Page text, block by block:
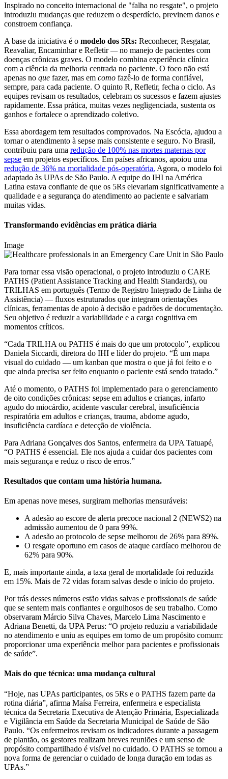
Inspirado no conceito internacional de "falha no resgate", o projeto
introduziu mudanças que reduzem o desperdício, previnem danos e
constroem confiança.
A base da iniciativa é o modelo dos 5Rs: Reconhecer, Resgatar,
Reavaliar, Encaminhar e Refletir—no manejo de pacientes com
doenças crônicas graves. O modelo combina experiência clínica
com a ciência da melhoria centrada no paciente. O foco não está
apenas no que fazer, mas em como fazê-lo de forma confiável,
sempre, para cada paciente. O quinto R, Refletir, fecha o ciclo. As
equipes revisam os resultados, celebram os sucessos e fazem ajustes
rapidamente. Essa prática, muitas vezes negligenciada, sustenta os
ganhos e fortalece o aprendizado coletivo.
Essa abordagem tem resultados comprovados. Na Escócia, ajudou a
tornar o atendimento à sepse mais consistente e seguro. No Brasil,
contribuiu para uma redução de 100% nas mortes maternas por
sepse em projetos específicos. Em países africanos, apoiou uma
redução de 36% na mortalidade pós-operatória. Agora, o modelo foi
adaptado às UPAs de São Paulo. A equipe do IHI na América
Latina estava confiante de que os 5Rs elevariam significativamente a
qualidade e a segurança do atendimento ao paciente e salvariam
muitas vidas.
Transformando evidências em prática diária
Image
Para tornar essa visão operacional, o projeto introduziu o CARE
PATHS (Patient Assistance Tracking and Health Standards), ou
TRILHAS em português (Termo de Registro Integrado de Linha de
Assistência) — fluxos estruturados que integram orientações
clínicas, ferramentas de apoio à decisão e padrões de documentação.
Seu objetivo é reduzir a variabilidade e a carga cognitiva em
momentos críticos.
“Cada TRILHA ou PATHS é mais do que um protocolo”, explicou
Daniela Siccardi, diretora do IHI e líder do projeto. “É um mapa
visual do cuidado — um kanban que mostra o que já foi feito e o
que ainda precisa ser feito enquanto o paciente está sendo tratado.”
Até o momento, o PATHS foi implementado para o gerenciamento
de oito condições crônicas: sepse em adultos e crianças, infarto
agudo do miocárdio, acidente vascular cerebral, insuficiência
respiratória em adultos e crianças, trauma, abdome agudo,
insuficiência cardíaca e detecção de violência.
Para Adriana Gonçalves dos Santos, enfermeira da UPA Tatuapé,
“O PATHS é essencial. Ele nos ajuda a cuidar dos pacientes com
mais segurança e reduz o risco de erros.”
Resultados que contam uma história humana.
Em apenas nove meses, surgiram melhorias mensuráveis:
A adesão ao escore de alerta precoce nacional 2 (NEWS2) na
admissão aumentou de 0 para 99%.
A adesão ao protocolo de sepse melhorou de 26% para 89%.
O resgate oportuno em casos de ataque cardíaco melhorou de
62% para 90%.
E, mais importante ainda, a taxa geral de mortalidade foi reduzida
em 15%. Mais de 72 vidas foram salvas desde o início do projeto.
Por trás desses números estão vidas salvas e profissionais de saúde
que se sentem mais confiantes e orgulhosos de seu trabalho. Como
observaram Márcio Silva Chaves, Marcelo Lima Nascimento e
Adriana Benetti, da UPA Perus: “O projeto reduziu a variabilidade
no atendimento e uniu as equipes em torno de um propósito comum:
proporcionar uma experiência melhor para pacientes e profissionais
de saúde”.
Mais do que técnica: uma mudança cultural
“Hoje, nas UPAs participantes, os 5Rs e o PATHS fazem parte da
rotina diária”, afirma Maísa Ferreira, enfermeira e especialista
técnica da Secretaria Executiva de Atenção Primária, Especializada
e Vigilância em Saúde da Secretaria Municipal de Saúde de São
Paulo. “Os enfermeiros revisam os indicadores durante a passagem
de plantão, os gestores realizam breves reuniões e um senso de
propósito compartilhado é visível no cuidado. O PATHS se tornou a
nova forma de gerenciar o cuidado de longa duração em todas as
UPAs.”